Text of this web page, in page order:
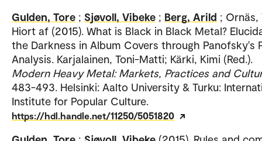
Gulden, Tore ; Sjøvoll, Vibeke ; Berg, Arild ;
Hiort af (2015). What is Black in Black Metal?
the Darkness in Album Covers through Panofsky's
Analysis. Karjalainen, Toni-Matti; Kärki, Kimi (Red.).
Modern Heavy Metal: Markets, Practices and
483-493. Helsinki: Aalto University & Turku:
Institute for Popular Culture.
https://hdl.handle.net/11250/5051820